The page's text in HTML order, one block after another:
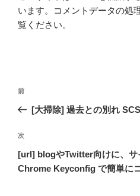
います。
コメントデータの処
覧ください。
投
ビ
ゲ
ー
前
の
稿
前
[大掃除] 過去との別れ
次
の
投
次
[url] blogやTwitter向けに、サ
Chrome Keyconfig で簡単に